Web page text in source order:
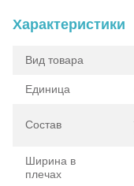
Характеристики
Вид товара
Единица
Состав
Ширина в
плечах